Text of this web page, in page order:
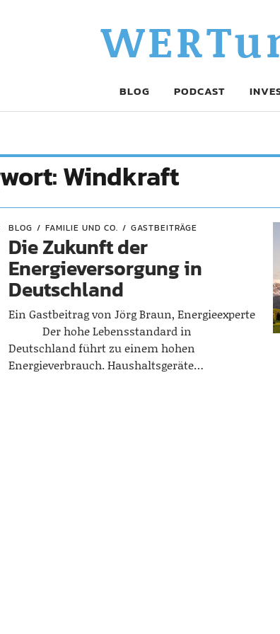
BLOG PODCAST
Windkraft
BLOG FAMILIE UND CO. GASTBEITRÄGE
Die Zukunft der
Energieversorgung in
Deutschland
Ein Gastbeitrag von Jörg Braun, Energieexperte
Der hohe Lebensstandard in
Deutschland führt zu einem hohen
Energieverbrauch. Haushaltsgeräte…